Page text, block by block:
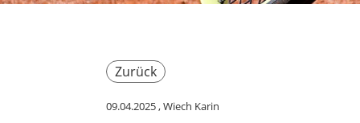
Zurück
09.04.2025, Wiech Karin